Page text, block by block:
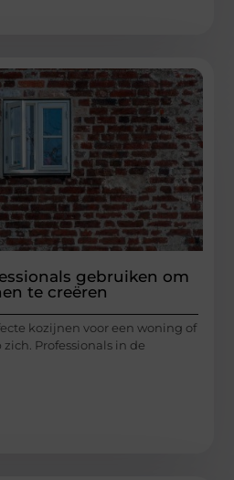
gebruiken om
te creëren
kozijnen voor een woning of
Professionals in de